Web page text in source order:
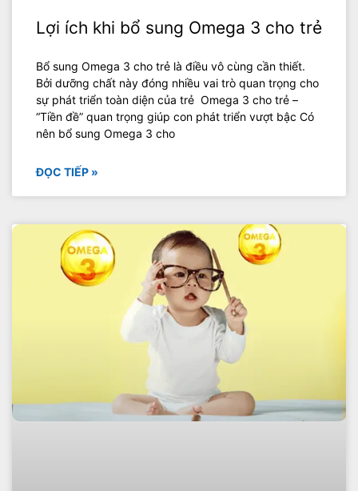
Lợi ích khi bổ sung Omega 3 cho trẻ
Bổ sung Omega 3 cho trẻ là điều vô cùng cần thiết.
Bởi dưỡng chất này đóng nhiều vai trò quan trọng cho
sự phát triển toàn diện của trẻ Omega 3 cho trẻ –
“Tiền đề” quan trọng giúp con phát triển vượt bậc Có
nên bổ sung Omega 3 cho
ĐỌC TIẾP »